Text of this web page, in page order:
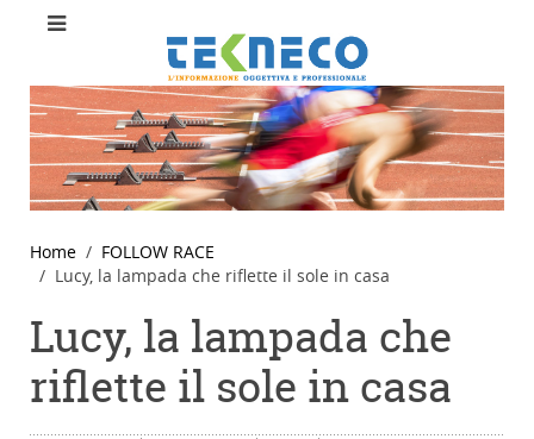
Home
FOLLOW RACE
Lucy, la lampada che riflette il sole in casa
Lucy, la lampada che
riflette il sole in casa